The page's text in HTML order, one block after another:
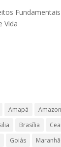
Vida
Amapá
Brasília
Goiás